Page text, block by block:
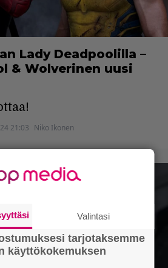
Lady Deadpoolilla –
& Wolverinen uusi
21:03 Niko Ikonen
Valintasi
tarjotaksemme
käyttökokemuksen